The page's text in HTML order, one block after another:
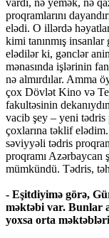
proqramlarını
elədi. O illərdə
kimi tanınmış
elədilər ki, gənclər
mənasında işlərinin
nə almırdılar. Amma
çox Dövlət Kino və
fakultəsinin
vacib şey – yeni tədris
çoxlarına təklif
səviyyəli tədris
proqramı Azərbaycan
mümkündü. Tədris,
- Eşitdiyimə görə,
məktəbi var. Bunlar
yoxsa orta